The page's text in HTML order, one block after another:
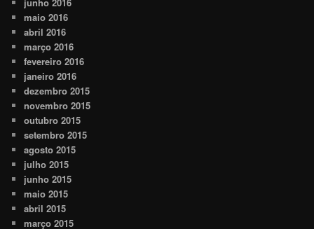
maio 2016
abril 2016
março 2016
fevereiro 2016
janeiro 2016
dezembro 2015
novembro 2015
outubro 2015
setembro 2015
agosto 2015
julho 2015
junho 2015
maio 2015
abril 2015
março 2015